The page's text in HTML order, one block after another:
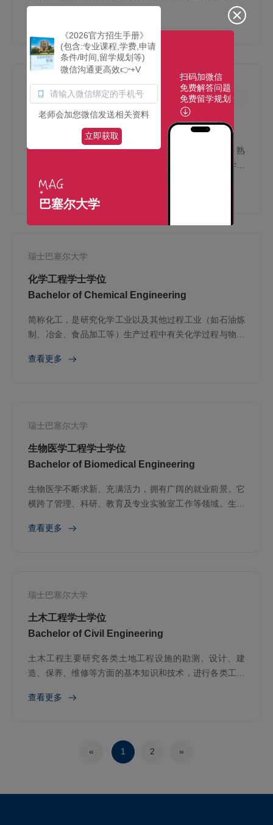
结，做出推断和预测，为相关决策提供依据和参考。它被
广泛的应用在各门学科之上，从物理和社会科学到人文科
学
瑞士巴塞尔大学
数学理学学士学位
Bachelor of Science in Mathematics
数学与应用数学 该专业培养具有坚实宽广的数学基础，熟
练的计算机应用和软件开发能力，能创造性地解决科学、
工程、管理等领域的实际问题的理科应用型人才
查看更多
瑞士巴塞尔大学
化学工程学士学位
Bachelor of Chemical Engineering
简称化工，是研究化学工业以及其他过程工业（如石油炼
制、冶金、食品加工等）生产过程中有关化学过程与物理
置的开发、设计、操作及优化问题的工程技术学科
查看更多
瑞士巴塞尔大学
生物医学工程学士学位
Bachelor of Biomedical Engineering
生物医学不断求新、充满活力，拥有广阔的就业前景。它
横跨了管理、科研、教育及专业实验室工作等领域。生物
作中扮演着重要的角色，很能给人带来工作上的成就感。
查看更多
瑞士巴塞尔大学
土木工程学士学位
Bachelor of Civil Engineering
土木工程主要研究各类土地工程设施的勘测、设计、建
造、保养、维修等方面的基本知识和技术，进行各类工程
规划、设计、施工等。主要工程设施包含房屋、道路、铁
查看更多
« 1 2 »
《2026官方招生手册》
(包含:专业课程,学费,申请
条件/时间,留学规划等)
微信沟通更高效👉+V
老师会加您微信发送相关资料
立即获取
巴塞尔大学
扫码加微信
免费解答问题
免费留学规划